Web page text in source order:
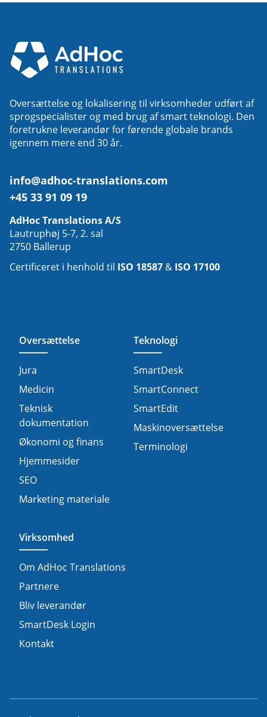
Oversættelse og lokalisering til virksomheder udført af
sprogspecialister og med brug af smart teknologi. Den
foretrukne leverandør for førende globale brands
igennem mere end 30 år.
info@adhoc-translations.com
+45 33 91 09 19
AdHoc Translations A/S
Lautruphøj 5-7, 2. sal
2750 Ballerup
Certificeret i henhold til ISO 18587 & ISO 17100
Oversættelse
Jura
Medicin
Teknisk
dokumentation
Økonomi og finans
Hjemmesider
SEO
Marketing materiale
Teknologi
SmartDesk
SmartConnect
SmartEdit
Maskinoversættelse
Terminologi
Virksomhed
Om AdHoc Translations
Partnere
Bliv leverandør
SmartDesk Login
Kontakt